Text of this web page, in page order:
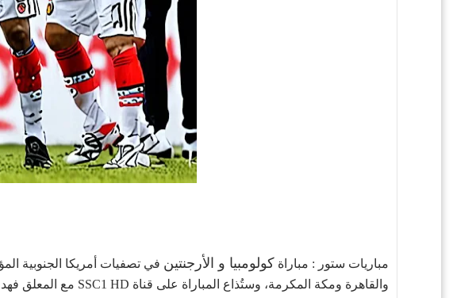
مباريات ستور : مباراة كولومبيا و الأرجنتين
والقاهرة ومكة المكرمة، وستُذاع المباراة على قناة SSC1 HD مع المعلق فهد العتيبي.